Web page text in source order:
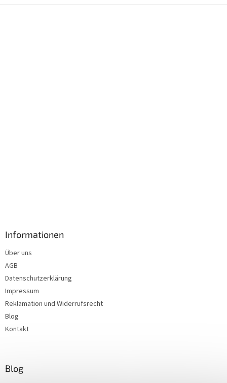
Informationen
Über uns
AGB
Datenschutzerklärung
Impressum
Reklamation und Widerrufsrecht
Blog
Kontakt
Blog